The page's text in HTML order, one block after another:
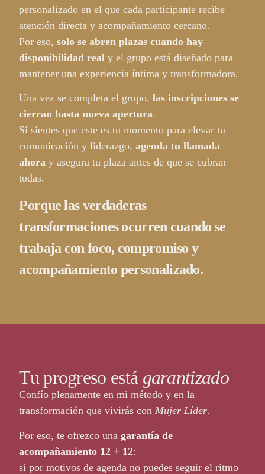
personalizado en el que cada participante recibe
atención directa y acompañamiento cercano.
Por eso,solo se abren plazas cuando hay
disponibilidad real y el grupo está diseñado para
mantener una experiencia íntima y transformadora.
Una vez se completa el grupo,las inscripciones se
cierran hasta nueva apertura.
Si sientes que este es tu momento para elevar tu
comunicación y liderazgo,agenda tu llamada
ahora y asegura tu plaza antes de que se cubran
todas.
Porque las verdaderas
transformaciones ocurren cuando se
trabaja con foco, compromiso y
acompañamiento personalizado.
Tu progreso está garantizado
Confío plenamente en mi método y en la
transformación que vivirás conMujer Líder.
Por eso, te ofrezco unagarantía de
acompañamiento 12 + 12:
si por motivos de agenda no puedes seguir el ritmo